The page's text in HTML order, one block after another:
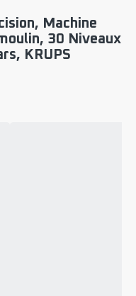
Machine
30 Niveaux
KRUPS